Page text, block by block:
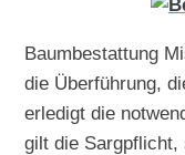
Baumbestattung
die Überführung,
erledigt die
gilt die